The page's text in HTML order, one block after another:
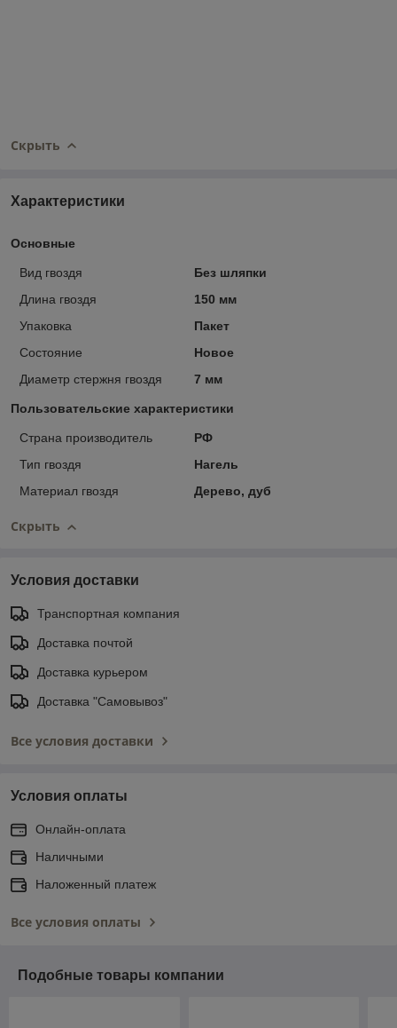
Скрыть
Характеристики
Основные
Вид гвоздя
Без шляпки
Длина гвоздя
150 мм
Упаковка
Пакет
Состояние
Новое
Диаметр стержня гвоздя
7 мм
Пользовательские характеристики
Страна производитель
РФ
Тип гвоздя
Нагель
Материал гвоздя
Дерево, дуб
Скрыть
Условия доставки
Транспортная компания
Доставка почтой
Доставка курьером
Доставка "Самовывоз"
Все условия доставки
Условия оплаты
Онлайн-оплата
Наличными
Наложенный платеж
Все условия оплаты
Подобные товары компании